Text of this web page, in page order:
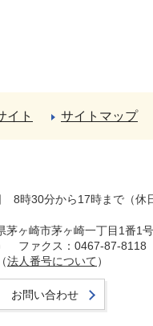
イト サイトマップ
8時30分から17時まで（休
ヶ崎市茅ヶ崎一丁目1番1号
ファクス：0467-87-8118
法人番号について）
お問い合わせ